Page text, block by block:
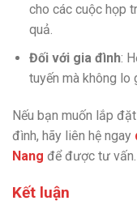
cho các cuộc họp
quả.
Đối với gia đình:
tuyến mà không lo
Nếu bạn muốn lắp
đình, hãy liên hệ ngay
Nang để được tư vấn.
Kết luận